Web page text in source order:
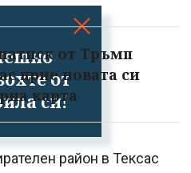
от
си!
от Тръмп
прие новата си
карта
район в Тексас